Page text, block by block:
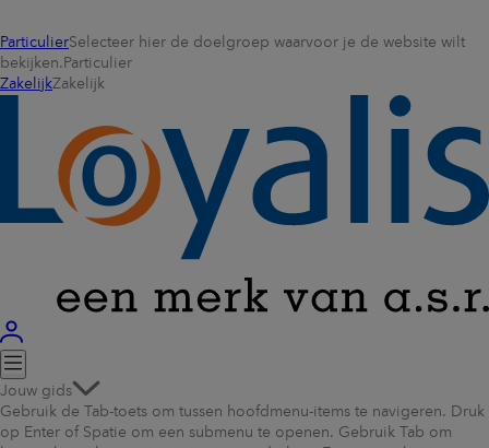
ParticulierSelecteer hier de doelgroep waarvoor je de website wilt
bekijken. Particulier
ZakelijkZakelijk
Jouw gids
Gebruik de Tab-toets om tussen hoofdmenu-items te navigeren. Druk
op Enter of Spatie om een submenu te openen. Gebruik Tab om